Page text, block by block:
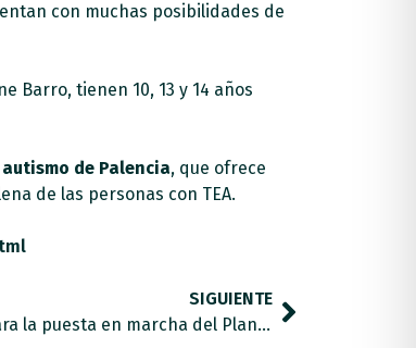
con muchas posibilidades de
Barro, tienen 10, 13 y 14 años
de Palencia, que ofrece
de las personas con TEA.
SIGUIENTE
Revilla se compromete con APTACAN para la puesta en marcha del Plan Nacional de Atención del Autismo